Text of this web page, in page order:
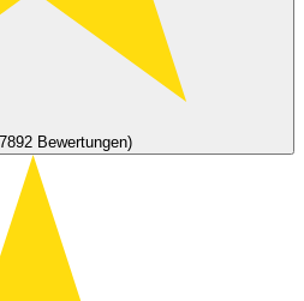
Bewertungen)